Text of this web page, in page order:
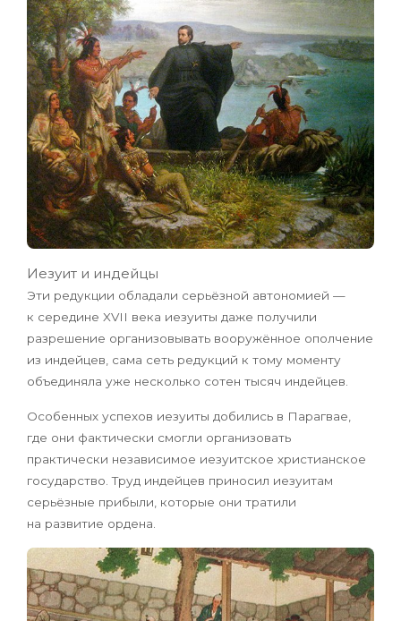
Иезуит и индейцы
Эти редукции обладали серьёзной автономией —
к середине XVII века иезуиты даже получили
разрешение организовывать вооружённое ополчение
из индейцев, сама сеть редукций к тому моменту
объединяла уже несколько сотен тысяч индейцев.
Особенных успехов иезуиты добились в Парагвае,
где они фактически смогли организовать
практически независимое иезуитское христианское
государство. Труд индейцев приносил иезуитам
серьёзные прибыли, которые они тратили
на развитие ордена.